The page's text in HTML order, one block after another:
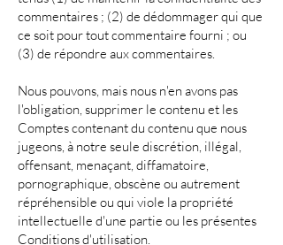
commentaires ; (2) de dédommager qui que
ce soit pour tout commentaire fourni ; ou
(3) de répondre aux commentaires.
Nous pouvons, mais nous n'en avons pas
l'obligation, supprimer le contenu et les
Comptes contenant du contenu que nous
jugeons, à notre seule discrétion, illégal,
offensant, menaçant, diffamatoire,
pornographique, obscène ou autrement
répréhensible ou qui viole la propriété
intellectuelle d'une partie ou les présentes
Conditions d'utilisation.